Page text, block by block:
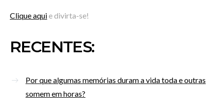
Clique aquie divirta-se!
RECENTES:
Por que algumas memórias duram a vida toda e outras
somem em horas?